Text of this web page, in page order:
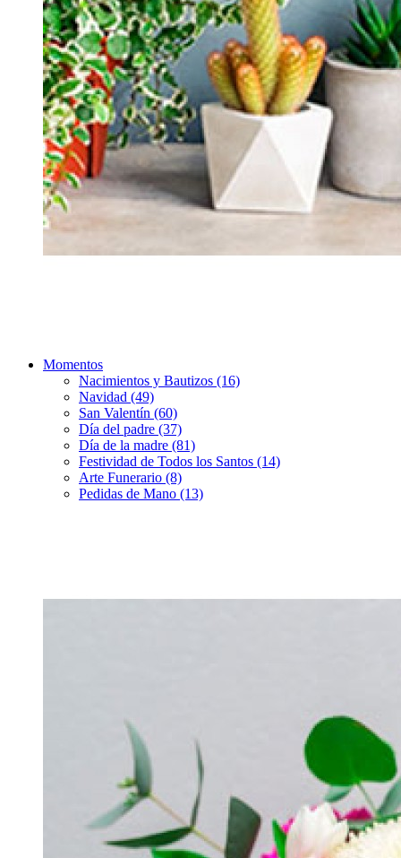
Momentos
Nacimientos y Bautizos (16)
Navidad (49)
San Valentín (60)
Día del padre (37)
Día de la madre (81)
Festividad de Todos los Santos (14)
Arte Funerario (8)
Pedidas de Mano (13)